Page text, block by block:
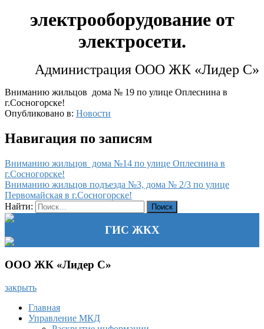
электрооборудование от
электросети.
Администрация ООО ЖК «Лидер С»
Вниманию жильцов дома № 19 по улице Оплеснина в
г.Сосногорске!
Опубликовано в: Новости
Навигация по записям
Вниманию жильцов дома №14 по улице Оплеснина в
г.Сосногорске!
Вниманию жильцов подъезда №3, дома № 2/3 по улице
Первомайская в г.Сосногорске!
Найти:
ГИС ЖКХ
ООО ЖК «Лидер С»
закрыть
Главная
Управление МКД